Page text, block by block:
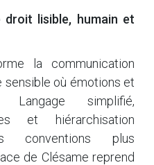
droit lisible, humain et
la communication
sensible où émotions et
simplifié,
et hiérarchisation
conventions plus
de Clésame reprend